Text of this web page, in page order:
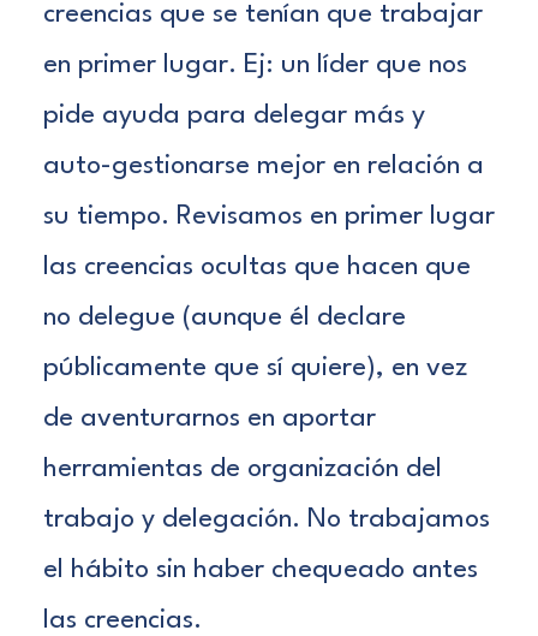
creencias que se tenían que trabajar
en primer lugar. Ej: un líder que nos
pide ayuda para delegar más y
auto-gestionarse mejor en relación a
su tiempo. Revisamos en primer lugar
las creencias ocultas que hacen que
no delegue (aunque él declare
públicamente que sí quiere), en vez
de aventurarnos en aportar
herramientas de organización del
trabajo y delegación. No trabajamos
el hábito sin haber chequeado antes
las creencias.